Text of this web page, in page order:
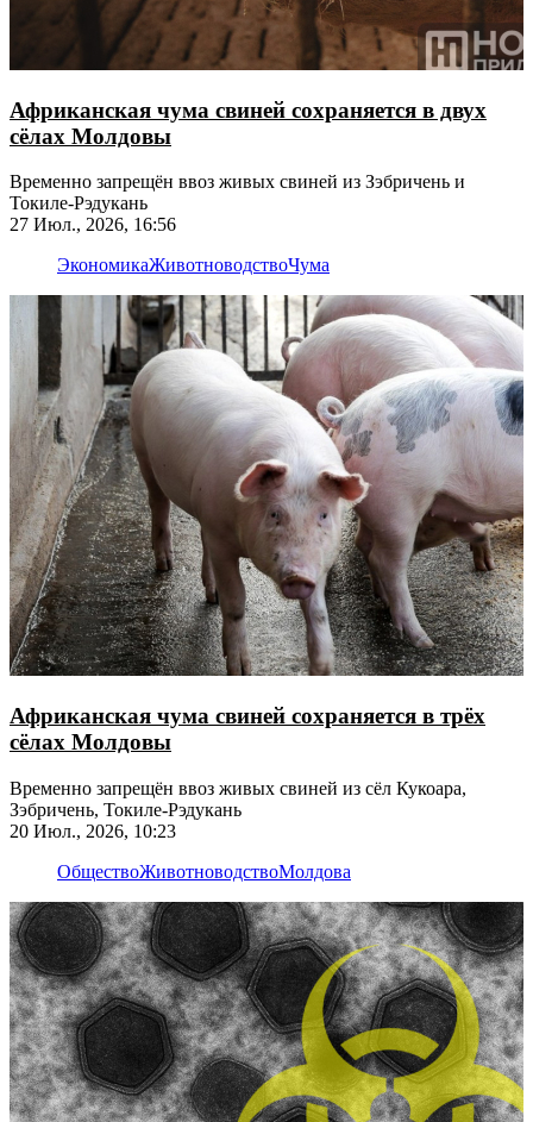
Африканская чума свиней сохраняется в двух
сёлах Молдовы
Временно запрещён ввоз живых свиней из Зэбричень и
Токиле-Рэдукань
27 Июл., 2026, 16:56
ЭкономикаЖивотноводствоЧума
Африканская чума свиней сохраняется в трёх
сёлах Молдовы
Временно запрещён ввоз живых свиней из сёл Кукоара,
Зэбричень, Токиле-Рэдукань
20 Июл., 2026, 10:23
ОбществоЖивотноводствоМолдова